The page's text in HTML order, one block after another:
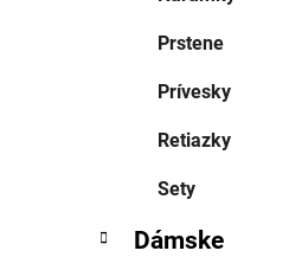
Prstene
Prívesky
Retiazky
Sety
Dámske